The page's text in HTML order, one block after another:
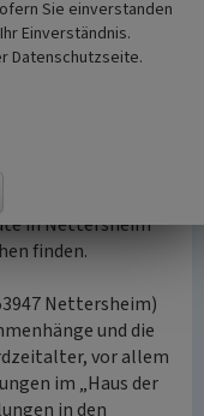
man auf dem so
der
lag in der
Eifeler
warmen Meeres.
riffbildenden und
Deren
in Nettersheim
finden.
Nettersheim)
und die
vor allem
im „Haus der
in den
Sie einverstanden
Einverständnis.
Datenschutzseite.